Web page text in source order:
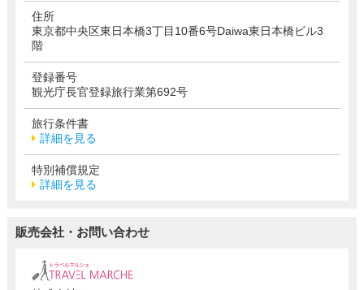
住所
東京都中央区東日本橋3丁目10番6号Daiwa東日本橋ビル3
階
登録番号
観光庁長官登録旅行業第692号
旅行条件書
詳細を見る
特別補償規定
詳細を見る
販売会社・お問い合わせ